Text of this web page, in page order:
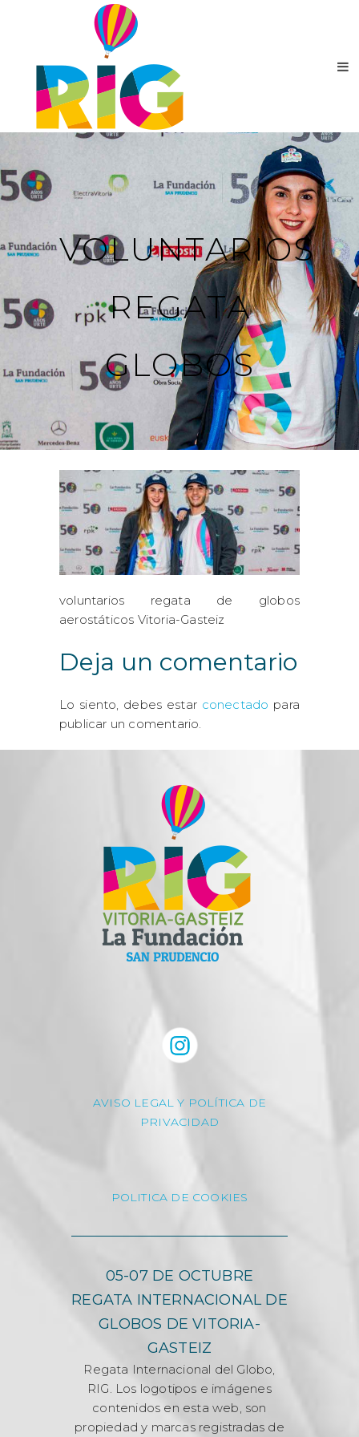
VOLUNTARIOS
REGATA
GLOBOS
voluntarios regata de globos
aerostáticos Vitoria-Gasteiz
Deja un comentario
Lo siento, debes estar conectado para
publicar un comentario.
AVISO LEGAL Y POLÍTICA DE
PRIVACIDAD
POLITICA DE COOKIES
05-07 DE OCTUBRE
REGATA INTERNACIONAL DE
GLOBOS DE VITORIA-
GASTEIZ
Regata Internacional del Globo,
RIG. Los logotipos e imágenes
contenidos en esta web, son
propiedad y marcas registradas de